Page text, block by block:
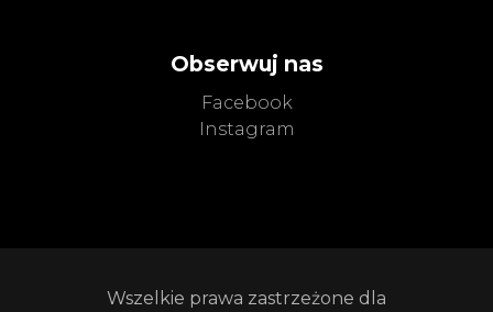
Obserwuj nas
Facebook
Instagram
Wszelkie prawa zastrzeżone dla